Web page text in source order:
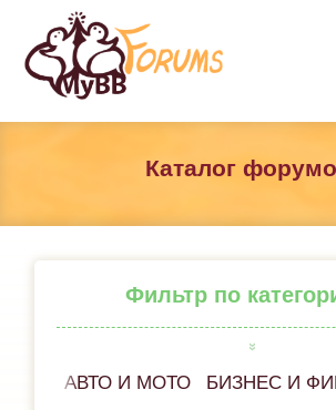
Каталог
Фильтр по
АВТО И МОТО БИЗНЕС И